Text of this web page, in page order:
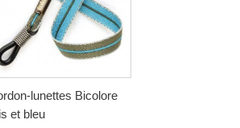
lunettes Bicolore
et bleu